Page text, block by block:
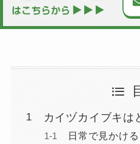
カイヅカイブキは
日常で見かけ